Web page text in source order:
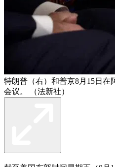
特朗普（右）和普京8月15日在
会议。 （法新社）